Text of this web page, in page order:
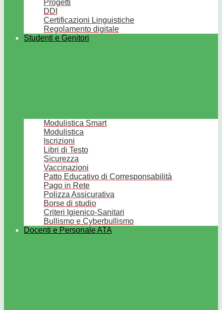
Progetti
DDI
Certificazioni Linguistiche
Regolamento digitale
Studenti e Genitori
Modulistica Smart
Modulistica
Iscrizioni
Libri di Testo
Sicurezza
Vaccinazioni
Patto Educativo di Corresponsabilità
Pago in Rete
Polizza Assicurativa
Borse di studio
Criteri Igienico-Sanitari
Bullismo e Cyberbullismo
Docenti e Personale ATA